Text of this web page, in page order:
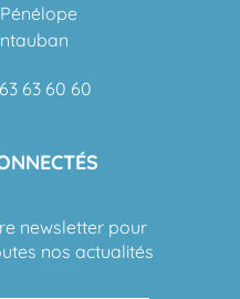
63 60 60
newsletter pour
nos actualités